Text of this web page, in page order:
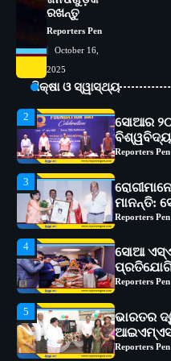
ରଖନ୍ତୁ
Reporters Pen
October 16,
2025
ଶିକ୍ଷା ଓ ସ୍ୱାସ୍ଥ୍ୟ
2
ଅଗ୍ରଗତିର
Reporters Pen
3
ମାନନ୍ତି:
Reporters Pen
4
ସୋଆ
Reporters Pen
5
ଭାରତର
ଆଇଏମ୍‌ଏସ୍
Reporters Pen
1
ସୋଆ
୧୧ଟି
Reporters Pen